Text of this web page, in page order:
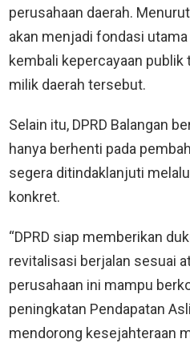
perusahaan daerah.
akan menjadi fondasi
kembali kepercayaan publik
milik daerah tersebut.
Selain itu, DPRD Balangan
hanya berhenti pada
segera ditindaklanjuti
konkret.
“DPRD siap memberikan
revitalisasi berjalan sesuai
perusahaan ini mampu
peningkatan Pendapatan
mendorong kesejahteraan